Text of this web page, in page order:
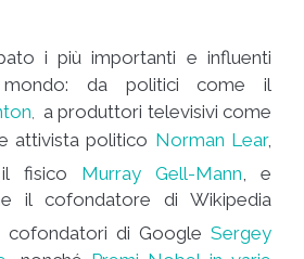
i più importanti e influenti
mondo: da politici come il
a produttori televisivi come
attivista politico Norman Lear,
il fisico Murray Gell-Mann , e
il cofondatore di Wikipedia
cofondatori di Google Sergey